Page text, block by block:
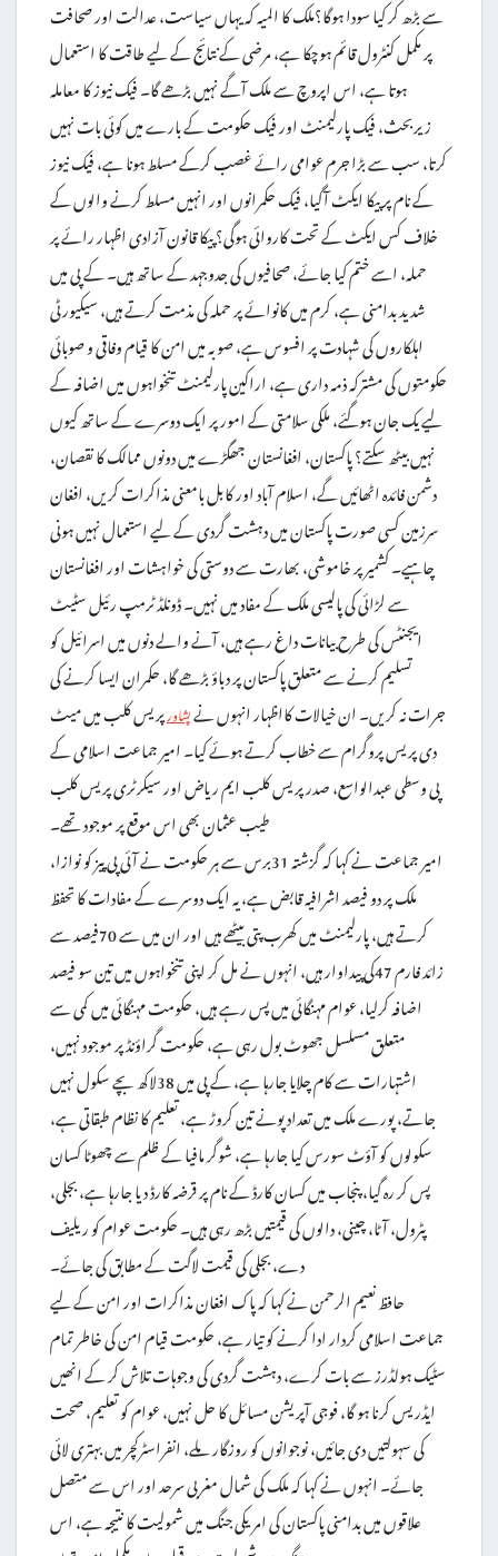
سے بڑھ کر کیا سودا ہوگا؟ملک کا المیہ کہ یہاں سیاست، عدالت اور صحافت
پر مکمل کنٹرول قائم ہوچکا ہے، مرضی کے نتائج کے لیے طاقت کا استعمال
ہوتا ہے، اس اپروچ سے ملک آگے نہیں بڑھے گا۔ فیک نیوز کا معاملہ
زیربحث، فیک پارلیمنٹ اور فیک حکومت کے بارے میں کوئی بات نہیں
کرتا، سب سے بڑا جرم عوامی رائے غصب کرکے مسلط ہونا ہے، فیک نیوز
کے نام پر پیکا ایکٹ آگیا، فیک حکمرانوں اور انہیں مسلط کرنے والوں کے
خلاف کس ایکٹ کے تحت کاروائی ہوگی؟ پیکا قانون آزادی اظہار رائے پر
حملہ، اسے ختم کیا جائے، صحافیوں کی جدوجہد کے ساتھ ہیں۔ کے پی میں
شدید بدامنی ہے، کرم میں کانوائے پر حملہ کی مذمت کرتے ہیں، سیکیورٹی
اہلکاروں کی شہادت پر افسوس ہے، صوبہ میں امن کا قیام وفاقی و صوبائی
حکومتوں کی مشترکہ ذمہ داری ہے، اراکین پارلیمنٹ تنخواہوں میں اضافہ کے
لیے یک جان ہوگئے، ملکی سلامتی کے امور پر ایک دوسرے کے ساتھ کیوں
نہیں بیٹھ سکتے؟ پاکستان، افغانستان جھگڑے میں دونوں ممالک کا نقصان،
دشمن فائدہ اٹھائیں گے، اسلام آباد اور کابل بامعنی مذاکرات کریں، افغان
سرزمین کسی صورت پاکستان میں دہشت گردی کے لیے استعمال نہیں ہونی
چاہیے۔ کشمیر پر خاموشی، بھارت سے دوستی کی خواہشات اور افغانستان
سے لڑائی کی پالیسی ملک کے مفاد میں نہیں۔ ڈونلڈ ٹرمپ رئیل سٹیٹ
ایجنٹس کی طرح بیانات داغ رہے ہیں، آنے والے دنوں میں اسرائیل کو
تسلیم کرنے سے متعلق پاکستان پر دباؤ بڑھے گا، حکمران ایسا کرنے کی
جرات نہ کریں۔ ان خیالات کااظہار انہوں نےپشاورپریس کلب میں میٹ
دی پریس پروگرام سے خطاب کرتے ہوئے کیا۔ امیر جماعت اسلامی کے
پی وسطی عبدالواسع، صدر پریس کلب ایم ریاض اور سیکرٹری پریس کلب
طیب عثمان بھی اس موقع پر موجود تھے۔
امیر جماعت نے کہا کہ گزشتہ 31برس سے ہر حکومت نے آئی پی پیز کو نوازا،
ملک پر دو فیصد اشرافیہ قابض ہے، یہ ایک دوسرے کے مفادات کا تحفظ
کرتے ہیں، پارلیمنٹ میں کھرب پتی بیٹھے ہیں اور ان میں سے 70فیصد سے
زائد فارم 47کی پیداوار ہیں، انہوں نے مل کر اپنی تنخواہوں میں تین سو فیصد
اضافہ کرلیا، عوام مہنگائی میں پس رہے ہیں، حکومت مہنگائی میں کمی سے
متعلق مسلسل جھوٹ بول رہی ہے، حکومت گراؤنڈ پر موجود نہیں،
اشتہارات سے کام چلایا جارہا ہے، کے پی میں 38لاکھ بچے سکول نہیں
جاتے، پورے ملک میں تعداد پونے تین کروڑ ہے، تعلیم کا نظام طبقاتی ہے،
سکولوں کو آؤٹ سورس کیا جارہا ہے، شوگر مافیا کے ظلم سے چھوٹا کسان
پس کر رہ گیا، پنجاب میں کسان کارڈ کے نام پر قرضہ کارڈ دیا جارہا ہے، بجلی،
پٹرول، آٹا، چینی، دالوں کی قیمتیں بڑھ رہی ہیں۔ حکومت عوام کو ریلیف
دے، بجلی کی قیمت لاگت کے مطابق کی جائے۔
حافظ نعیم الرحمن نے کہا کہ پاک افغان مذاکرات اور امن کے لیے
جماعت اسلامی کردار ادا کرنے کو تیار ہے، حکومت قیام امن کی خاطر تمام
سٹیک ہولڈرز سے بات کرے، دہشت گردی کی وجوہات تلاش کر کے انھیں
ایڈریس کرنا ہو گا، فوجی آپریشن مسائل کا حل نہیں، عوام کو تعلیم، صحت
کی سہولتیں دی جائیں، نوجوانوں کو روزگار ملے، انفراسٹرکچر میں بہتری لائی
جائے۔ انہوں نے کہا کہ ملک کی شمال مغربی سرحد اور اس سے متصل
علاقوں میں بدامنی پاکستان کی امریکی جنگ میں شمولیت کا نتیجہ ہے، اس